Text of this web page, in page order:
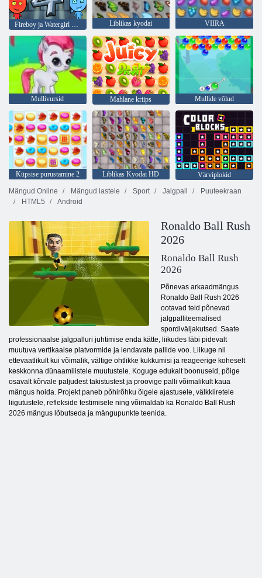
Liblikas kyodai VIIRA
Mullivursid Mahlane kriips Mullide võlud
Küpsise purustamine 2 Liblikas Kyodai HD
Värviplokid
Mängud Online
Mängud lastele Sport Jalgpall
Puuteekraan
HTML5
Android
Ronaldo Ball Rush
2026
Ronaldo Ball Rush
2026
Põnevas arkaadmängus
Ronaldo Ball Rush 2026
ootavad teid põnevad
jalgpalliteemalised
spordiväljakutsed. Saate
professionaalse jalgpalluri juhtimise enda kätte, liikudes läbi pidevalt
muutuva vertikaalse platvormide ja lendavate pallide voo. Liikuge nii
ettevaatlikult kui võimalik, vältige ohtlikke kukkumisi ja reageerige koheselt
keskkonna dünaamilistele muutustele. Koguge edukalt boonuseid, põige
osavalt kõrvale paljudest takistustest ja proovige palli võimalikult kaua
mängus hoida. Projekt paneb põhirõhku õigele ajastusele, välkkiiretele
liigutustele, reflekside testimisele ning võimaldab ka Ronaldo Ball Rush
2026 mängus lõbutseda ja mängupunkte teenida.